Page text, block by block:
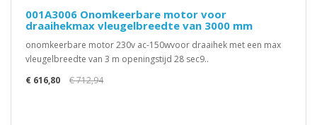
001A3006 Onomkeerbare motor voor
draaihekmax vleugelbreedte van 3000 mm
onomkeerbare motor 230v ac-150wvoor draaihek met een max
vleugelbreedte van 3 m openingstijd 28 sec9..
€ 616,80
€ 712,94